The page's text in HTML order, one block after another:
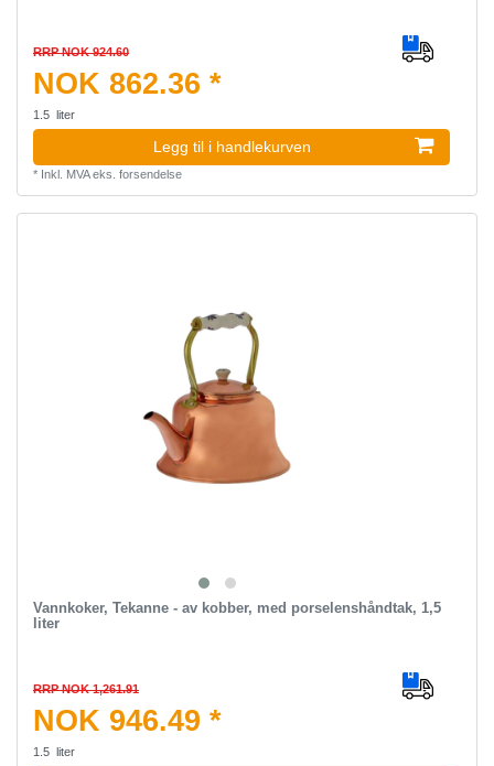
RRP NOK 924.60
NOK 862.36 *
1.5 liter
Legg til i handlekurven
* Inkl. MVAeks. forsendelse
Vannkoker, Tekanne - av kobber, med porselenshåndtak, 1,5
liter
RRP NOK 1,261.91
NOK 946.49 *
1.5 liter